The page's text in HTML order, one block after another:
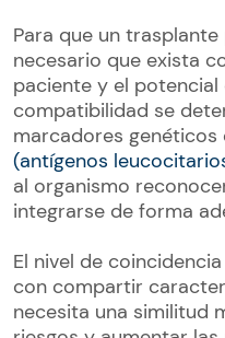
Para que un trasplante
necesario que exista
paciente y el potencial
compatibilidad se
marcadores genéticos
(antígenos
al organismo
integrarse de forma
El nivel de
con compartir
necesita una similitud